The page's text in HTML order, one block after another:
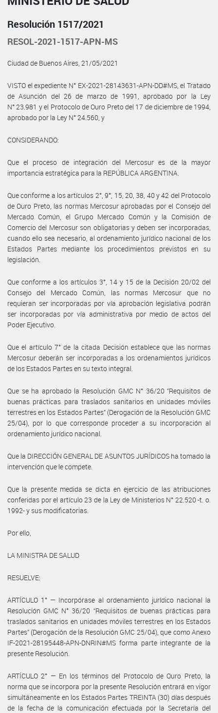
Resolución 1517/2021
RESOL-2021-1517-APN-MS
Ciudad de Buenos Aires, 21/05/2021
VISTO el expediente N° EX-2021-28143631-APN-DD#MS, el Tratado
de Asunción del 26 de marzo de 1991, aprobado por la Ley
N° 23.981 y el Protocolo de Ouro Preto del 17 de diciembre de 1994,
aprobado por la Ley N° 24.560, y
CONSIDERANDO:
Que el proceso de integración del Mercosur es de la mayor
importancia estratégica para la REPÚBLICA ARGENTINA.
Que conforme a los artículos 2°, 9°, 15, 20, 38, 40 y 42 del Protocolo
de Ouro Preto, las normas Mercosur aprobadas por el Consejo del
Mercado Común, el Grupo Mercado Común y la Comisión de
Comercio del Mercosur son obligatorias y deben ser incorporadas,
cuando ello sea necesario, al ordenamiento jurídico nacional de los
Estados Partes mediante los procedimientos previstos en su
legislación.
Que conforme a los artículos 3°, 14 y 15 de la Decisión 20/02 del
Consejo del Mercado Común, las normas Mercosur que no
requieran ser incorporadas por vía aprobación legislativa podrán
ser incorporadas por vía administrativa por medio de actos del
Poder Ejecutivo.
Que el artículo 7° de la citada Decisión establece que las normas
Mercosur deberán ser incorporadas a los ordenamientos jurídicos
de los Estados Partes en su texto integral.
Que se ha aprobado la Resolución GMC N° 36/20 “Requisitos de
buenas prácticas para traslados sanitarios en unidades móviles
terrestres en los Estados Partes” (Derogación de la Resolución GMC
25/04), por lo que corresponde proceder a su incorporación al
ordenamiento jurídico nacional.
Que la DIRECCIÓN GENERAL DE ASUNTOS JURÍDICOS ha tomado la
intervención que le compete.
Que la presente medida se dicta en ejercicio de las atribuciones
conferidas por el artículo 23 de la Ley de Ministerios N° 22.520 -t. o.
1992- y sus modificatorias.
Por ello,
LA MINISTRA DE SALUD
RESUELVE:
ARTÍCULO 1° — Incorpórase al ordenamiento jurídico nacional la
Resolución GMC N° 36/20 “Requisitos de buenas prácticas para
traslados sanitarios en unidades móviles terrestres en los Estados
Partes” (Derogación de la Resolución GMC 25/04), que como Anexo
IF-2021-28195448-APN-DNRIN#MS forma parte integrante de la
presente Resolución.
ARTÍCULO 2° — En los términos del Protocolo de Ouro Preto, la
norma que se incorpora por la presente Resolución entrará en vigor
simultáneamente en los Estados Partes TREINTA (30) días después
de la fecha de la comunicación efectuada por la Secretaría del